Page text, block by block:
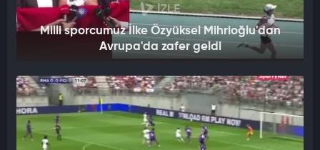
İZLE
Milli sporcumuz İlke Özyüksel Mihrioğlu'dan
Avrupa'da zafer geldi